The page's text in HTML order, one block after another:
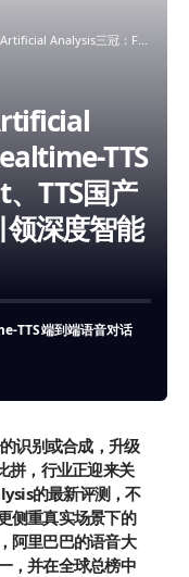
全球第五，ASR、Chat、TTS国产登顶，实时合成技术引领深度智能时代
TTS
TTS国产
深度智能
TTS端到端语音对话
识别或合成，升级
拼，行业正迎来关
的最新评测，不
侧重真实场景下的
阿里巴巴的语音大
，并在全球总榜中